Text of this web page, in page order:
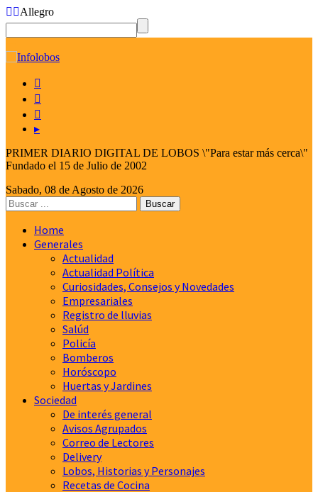
Allegro



▸
PRIMER DIARIO DIGITAL DE LOBOS \"Para estar más cerca\"
Fundado el 15 de Julio de 2002
Sabado, 08 de Agosto de 2026
Home
Generales
Actualidad
Actualidad Política
Curiosidades, Consejos y Novedades
Empresariales
Registro de lluvias
Salúd
Policía
Bomberos
Horóscopo
Huertas y Jardines
Sociedad
De interés general
Avisos Agrupados
Correo de Lectores
Delivery
Lobos, Historias y Personajes
Recetas de Cocina